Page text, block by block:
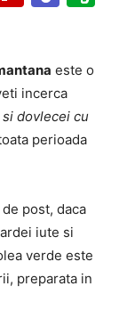
este o
incerca
dovlecei cu
perioada
post, daca
iute si
verde este
preparata in